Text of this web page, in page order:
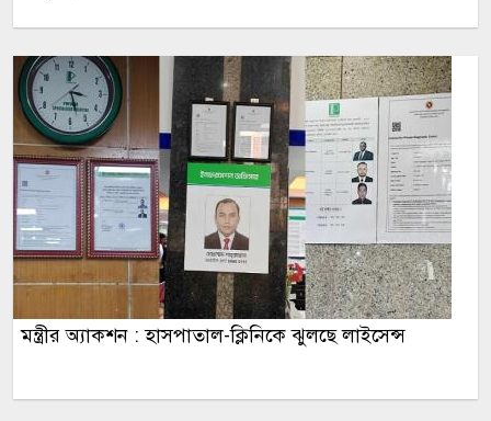
মন্ত্রীর অ্যাকশন : হাসপাতাল-ক্লিনিকে ঝুলছে লাইসেন্স